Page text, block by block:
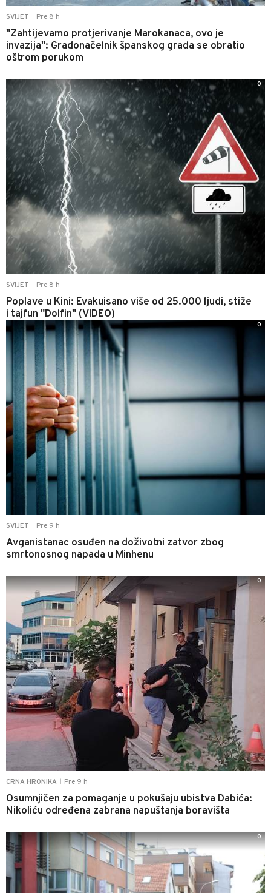
SVIJET Pre 8 h
"Zahtijevamo protjerivanje Marokanaca, ovo je
invazija": Gradonačelnik španskog grada se obratio
oštrom porukom
SVIJET Pre 8 h
Poplave u Kini: Evakuisano više od 25.000 ljudi, stiže
i tajfun "Dolfin" (VIDEO)
0
SVIJET Pre 9 h
Avganistanac osuđen na doživotni zatvor zbog
smrtonosnog napada u Minhenu
0
CRNA HRONIKA Pre 9 h
Osumnjičen za pomaganje u pokušaju ubistva Dabića:
Nikoliću određena zabrana napuštanja boravišta
0
0